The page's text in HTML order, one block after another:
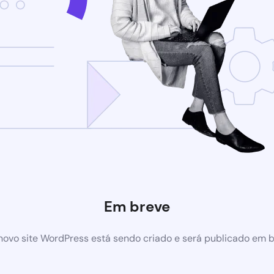
Em breve
site WordPress está sendo criado e será publicado em